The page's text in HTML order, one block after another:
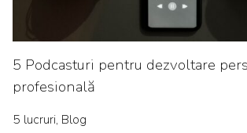
5 Podcasturi pentru dezvoltare
profesională
5 lucruri, Blog